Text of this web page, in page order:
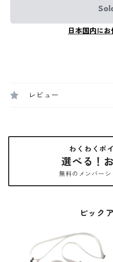
日本国内に
レビュー
わくわくポ
選べる！
無料のメンバー
ピック